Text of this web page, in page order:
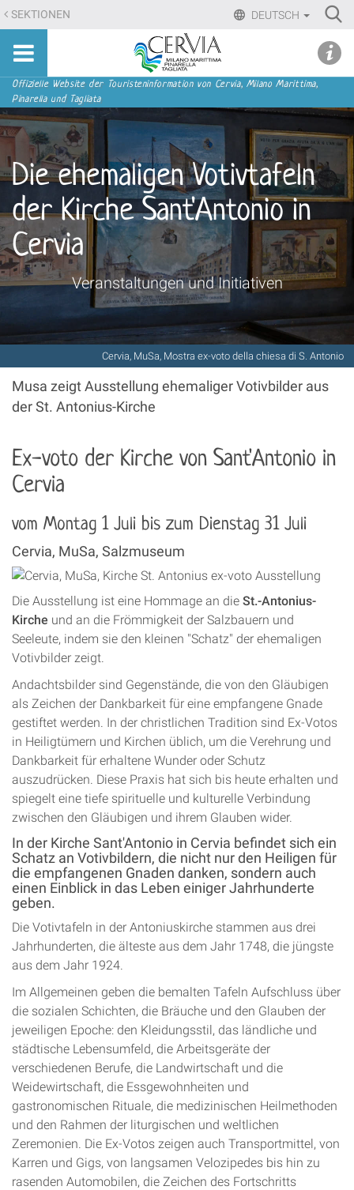
Direkt
zum
Inhalt
Direkt
zur
Navigation
DEUTSCH
SEKTIONEN
Sito
turistico
ufficiale
Cervia,
Milano
Marittima,
Pinarella,
Tagliata
Sektionen
Offizielle Website der Touristeninformation von Cervia, Milano Marittima,
Pinarella und Tagliata
Cervia, MuSa, Mostra ex-voto della chiesa di S. Antonio
Die ehemaligen Votivtafeln
der Kirche Sant'Antonio in
Cervia
Veranstaltungen und Initiativen
Musa zeigt Ausstellung ehemaliger Votivbilder aus
der St. Antonius-Kirche
Ex-voto der Kirche von Sant'Antonio in
Cervia
vom Montag 1 Juli bis zum Dienstag 31 Juli
Cervia, MuSa, Salzmuseum
Die Ausstellung ist eine Hommage an die St.-Antonius-
Kirche und an die Frömmigkeit der Salzbauern und
Seeleute, indem sie den kleinen "Schatz" der ehemaligen
Votivbilder zeigt.
Andachtsbilder sind Gegenstände, die von den Gläubigen
als Zeichen der Dankbarkeit für eine empfangene Gnade
gestiftet werden. In der christlichen Tradition sind Ex-Votos
in Heiligtümern und Kirchen üblich, um die Verehrung und
Dankbarkeit für erhaltene Wunder oder Schutz
auszudrücken. Diese Praxis hat sich bis heute erhalten und
spiegelt eine tiefe spirituelle und kulturelle Verbindung
zwischen den Gläubigen und ihrem Glauben wider.
In der Kirche Sant'Antonio in Cervia befindet sich ein
Schatz an Votivbildern, die nicht nur den Heiligen für
die empfangenen Gnaden danken, sondern auch
einen Einblick in das Leben einiger Jahrhunderte
geben.
Die Votivtafeln in der Antoniuskirche stammen aus drei
Jahrhunderten, die älteste aus dem Jahr 1748, die jüngste
aus dem Jahr 1924.
Im Allgemeinen geben die bemalten Tafeln Aufschluss über
die sozialen Schichten, die Bräuche und den Glauben der
jeweiligen Epoche: den Kleidungsstil, das ländliche und
städtische Lebensumfeld, die Arbeitsgeräte der
verschiedenen Berufe, die Landwirtschaft und die
Weidewirtschaft, die Essgewohnheiten und
gastronomischen Rituale, die medizinischen Heilmethoden
und den Rahmen der liturgischen und weltlichen
Zeremonien. Die Ex-Votos zeigen auch Transportmittel, von
Karren und Gigs, von langsamen Velozipedes bis hin zu
rasenden Automobilen, die Zeichen des Fortschritts
menu